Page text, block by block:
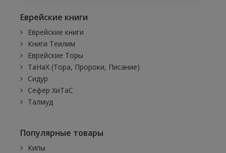
Еврейские книги
Еврейские книги
Книги Теилим
Еврейские Торы
ТаНаХ (Тора, Пророки, Писание)
Сидур
Сефер ХиТаС
Талмуд
Популярные товары
Кипы